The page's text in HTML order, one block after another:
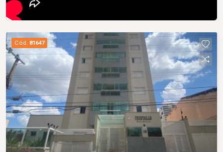
Cód. 81647